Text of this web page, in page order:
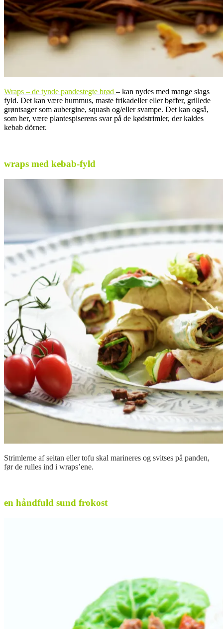
Wraps – de tynde pandestegte brød – kan nydes med mange slags
fyld. Det kan være hummus, maste frikadeller eller bøffer, grillede
grøntsager som aubergine, squash og/eller svampe. Det kan også,
som her, være plantespiserens svar på de kødstrimler, der kaldes
kebab dörner.
wraps med kebab-fyld
Strimlerne af seitan eller tofu skal marineres og svitses på panden,
før de rulles ind i wraps’ene.
en håndfuld sund frokost